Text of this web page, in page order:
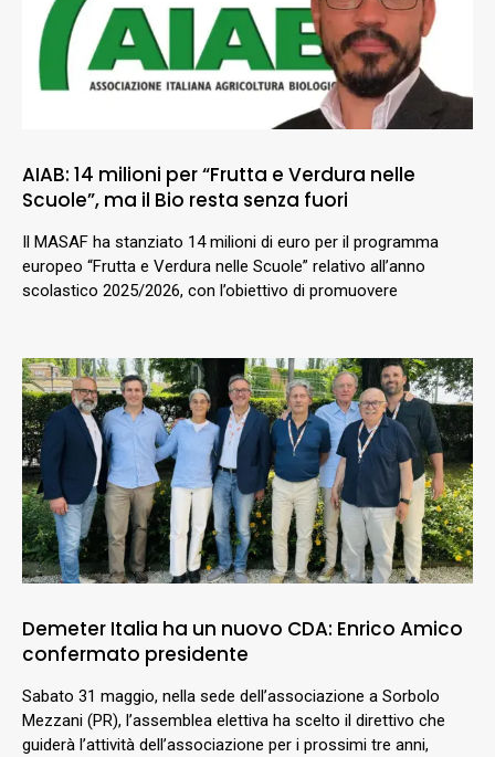
AIAB: 14 milioni per “Frutta e Verdura nelle
Scuole”, ma il Bio resta senza fuori
Il MASAF ha stanziato 14 milioni di euro per il programma
europeo “Frutta e Verdura nelle Scuole” relativo all’anno
scolastico 2025/2026, con l’obiettivo di promuovere
Demeter Italia ha un nuovo CDA: Enrico Amico
confermato presidente
Sabato 31 maggio, nella sede dell’associazione a Sorbolo
Mezzani (PR), l’assemblea elettiva ha scelto il direttivo che
guiderà l’attività dell’associazione per i prossimi tre anni,